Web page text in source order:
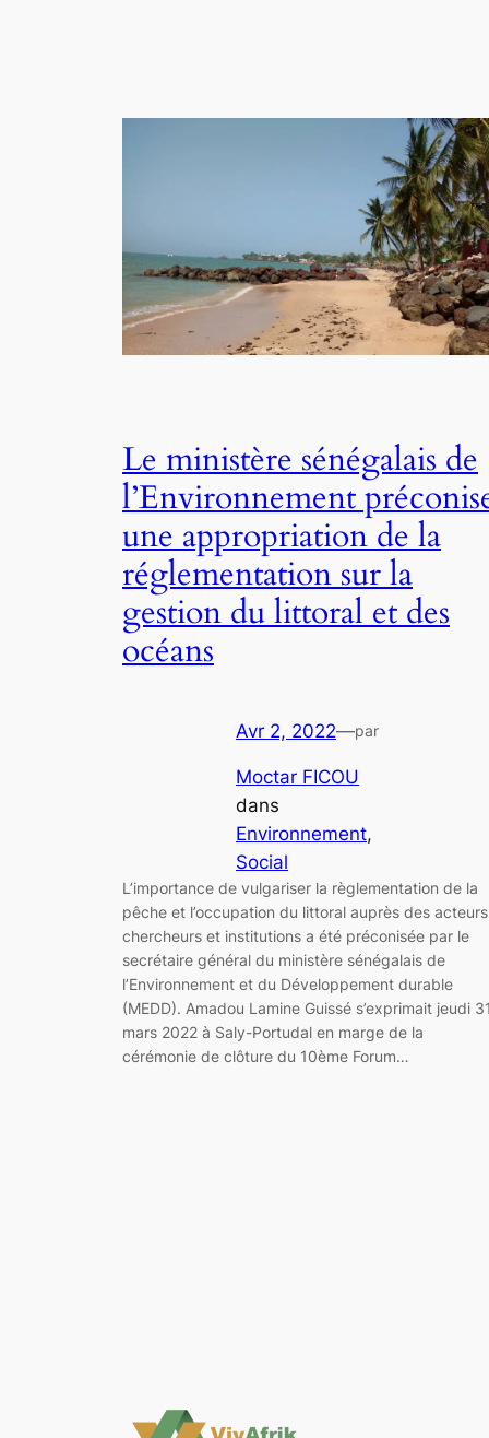
Le ministère sénégalais de
l’Environnement
une appropriation de la
réglementation sur la
gestion du littoral et des
océans
Avr 2, 2022—par
Moctar FICOU
dans
Environnement
Social
L’importance de vulgariser la règlementation de la
pêche et l’occupation du littoral auprès des
chercheurs et institutions a été préconisée par le
secrétaire général du ministère sénégalais de
l’Environnement et du Développement durable
(MEDD). Amadou Lamine Guissé s’exprimait jeudi
mars 2022 à Saly-Portudal en marge de la
cérémonie de clôture du 10ème Forum…